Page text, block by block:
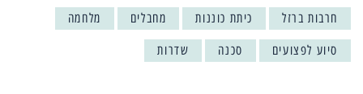
חרבות ברזל כיתת כוננות מחבלים מלחמה
סיוע לפצועים סכנה שדרות